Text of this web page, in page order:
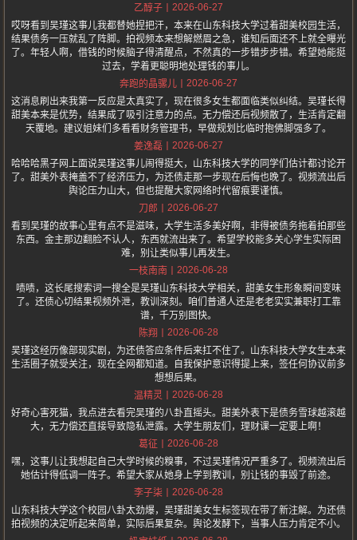
乙醇子
2026-06-27
哎呀看到吴瑾这事儿我都替她捏把汗，本来在山东科技大学过着甜美校园生活，
结果债务一压就乱了阵脚。拍视频本来想解燃眉之急，谁知后面还不上就全曝光
了。年轻人啊，借钱的时候脑子得清醒点，不然真的一步错步步错。希望她能挺
过去，学着更聪明地处理钱的事儿。
奔跑的晶骡儿
2026-06-27
这消息刷出来我第一反应是太真实了，现在很多女生都面临类似纠结。吴瑾长得
甜美本来是优势，结果成了吸引注意力的点。无力偿还后视频散了，生活肯定翻
天覆地。建议姐妹们多看看财务管理书，早做规划比临时抱佛脚强多了。
姜逸磊
2026-06-27
哈哈哈黑子网上面说吴瑾这事儿闹得挺大，山东科技大学的同学们估计都讨论开
了。甜美外表掩盖不了经济压力，为还债走那一步现在后悔也晚了。视频流出后
舆论压力山大，但也提醒大家网络时代留痕要谨慎。
刀郎
2026-06-27
看到吴瑾的故事心里有点不是滋味，大学生活多美好啊，非得被债务拖着拍那些
东西。金主那边翻脸不认人，东西就流出来了。希望学校能多关心学生实际困
难，别让类似事儿再发生。
一枝南南
2026-06-28
啧啧，这长尾搜索词一搜全是吴瑾山东科技大学相关，甜美女生形象瞬间变味
了。还债心切结果视频外泄，教训深刻。咱们普通人还是老老实实兼职打工靠
谱，千万别图快。
陈翔
2026-06-28
吴瑾这经历像部现实剧，为还债答应条件后来扛不住了。山东科技大学女生本来
生活圈子就受关注，现在全网都知道。自我保护意识得提上来，签任何协议前多
想想后果。
温精灵
2026-06-28
好奇心害死猫，我点进去看完吴瑾的八卦直摇头。甜美外表下是债务雪球越滚越
大，无力偿还直接导致隐私泄露。大学生朋友们，理财课一定要上啊！
葛征
2026-06-28
嘿，这事儿让我想起自己大学时候的糗事，不过吴瑾情况严重多了。视频流出后
她估计得低调一阵子。希望大家从她身上学到教训，别让钱的事毁了前途。
李子柒
2026-06-28
山东科技大学这个校园八卦太劲爆，吴瑾甜美女生标签现在带了新注解。为还债
拍视频的决定听起来简单，实际后果复杂。舆论发酵下，当事人压力肯定不小。